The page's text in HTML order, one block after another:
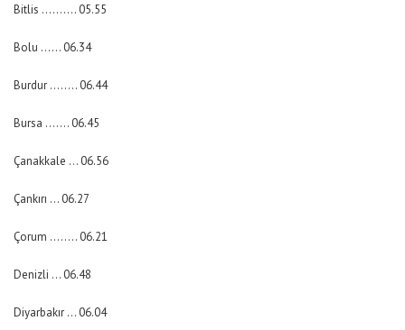
Bitlis ………. 05.55
Bolu …… 06.34
Burdur …….. 06.44
Bursa ……. 06.45
Çanakkale … 06.56
Çankırı … 06.27
Çorum …….. 06.21
Denizli … 06.48
Diyarbakır … 06.04